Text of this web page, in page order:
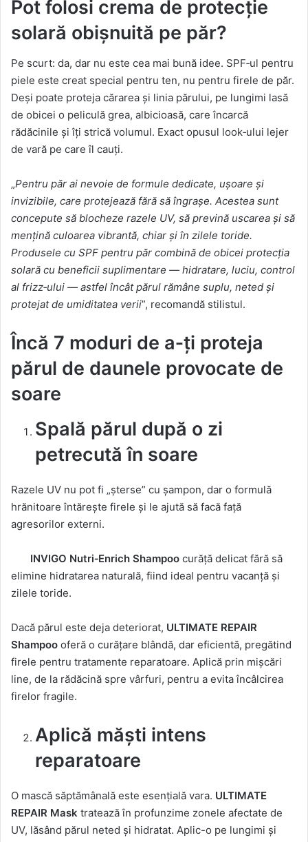
Pot folosi crema de protecție
solară obișnuită pe păr?
Pe scurt: da, dar nu este cea mai bună idee. SPF‑ul pentru
piele este creat special pentru ten, nu pentru firele de păr.
Deși poate proteja cărarea și linia părului, pe lungimi lasă
de obicei o peliculă grea, albicioasă, care încarcă
rădăcinile și îți strică volumul. Exact opusul look‑ului lejer
de vară pe care îl cauți.
„Pentru păr ai nevoie de formule dedicate, ușoare și
invizibile, care protejează fără să îngrașe. Acestea sunt
concepute să blocheze razele UV, să prevină uscarea și să
mențină culoarea vibrantă, chiar și în zilele toride.
Produsele cu SPF pentru păr combină de obicei protecția
solară cu beneficii suplimentare — hidratare, luciu, control
al frizz‑ului — astfel încât părul rămâne suplu, neted și
protejat de umiditatea verii”, recomandă stilistul.
Încă 7 moduri de a‑ți proteja
părul de daunele provocate de
soare
Spală părul după o zi
petrecută în soare
Razele UV nu pot fi „șterse” cu șampon, dar o formulă
hrănitoare întărește firele și le ajută să facă față
agresorilor externi.
INVIGO Nutri‑Enrich Shampoo curăță delicat fără să
elimine hidratarea naturală, fiind ideal pentru vacanță și
zilele toride.
Dacă părul este deja deteriorat, ULTIMATE REPAIR
Shampoo oferă o curățare blândă, dar eficientă, pregătind
firele pentru tratamente reparatoare. Aplică prin mișcări
line, de la rădăcină spre vârfuri, pentru a evita încâlcirea
firelor fragile.
Aplică măști intens
reparatoare
O mască săptămânală este esențială vara. ULTIMATE
REPAIR Mask tratează în profunzime zonele afectate de
UV, lăsând părul neted și hidratat. Aplic-o pe lungimi și